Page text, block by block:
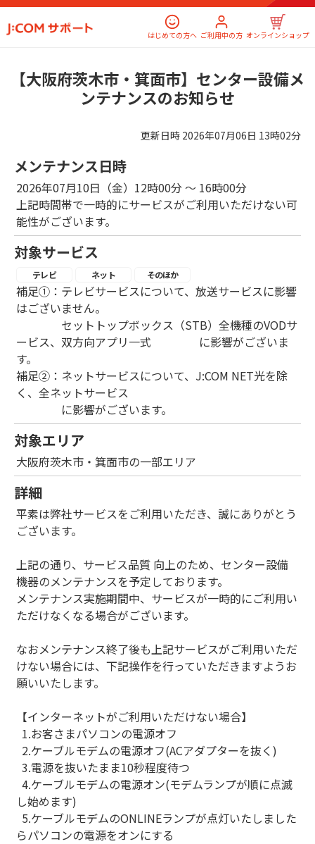
はじめての方へ ご利用中の方 オンラインショップ
【大阪府茨木市・箕面市】センター設備メ
ンテナンスのお知らせ
更新日時 2026年07月06日 13時02分
メンテナンス日時
2026年07月10日（金）12時00分 ～ 16時00分
上記時間帯で一時的にサービスがご利用いただけない可
能性がございます。
対象サービス
テレビ ネット そのほか
補足①：テレビサービスについて、放送サービスに影響
はございません。
セットトップボックス（STB）全機種のVODサ
ービス、双方向アプリ一式 に影響がございま
す。
補足②：ネットサービスについて、J:COM NET光を除
く、全ネットサービス
に影響がございます。
対象エリア
大阪府茨木市・箕面市の一部エリア
詳細
平素は弊社サービスをご利用いただき、誠にありがとう
ございます。
上記の通り、サービス品質 向上のため、センター設備
機器のメンテナンスを予定しております。
メンテナンス実施期間中、サービスが一時的にご利用い
ただけなくなる場合がございます。
なおメンテナンス終了後も上記サービスがご利用いただ
けない場合には、下記操作を行っていただきますようお
願いいたします。
【インターネットがご利用いただけない場合】
1.お客さまパソコンの電源オフ
2.ケーブルモデムの電源オフ(ACアダプターを抜く)
3.電源を抜いたまま10秒程度待つ
4.ケーブルモデムの電源オン(モデムランプが順に点滅
し始めます)
5.ケーブルモデムのONLINEランプが点灯いたしました
らパソコンの電源をオンにする